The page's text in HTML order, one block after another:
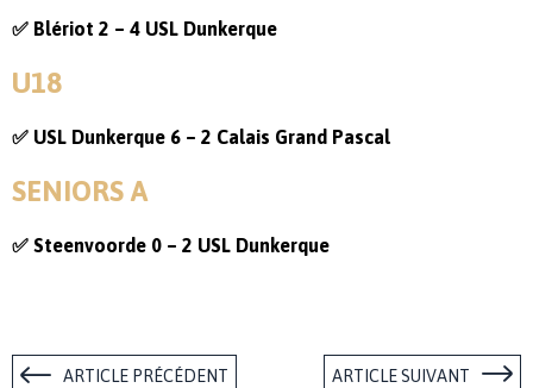
✅ Blériot 2 – 4 USL Dunkerque
U18
✅ USL Dunkerque 6 – 2 Calais Grand Pascal
SENIORS A
✅ Steenvoorde 0 – 2 USL Dunkerque
ARTICLE PRÉCÉDENT ARTICLE SUIVANT